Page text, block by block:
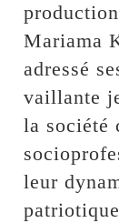
Mariama
adressé
vaillante
la société
leur